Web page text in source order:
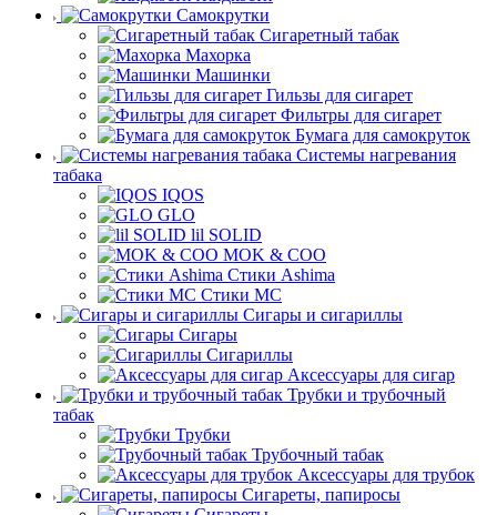
Самокрутки
Сигаретный табак
Махорка
Машинки
Гильзы для сигарет
Фильтры для сигарет
Бумага для самокруток
Системы нагревания
табака
IQOS
GLO
lil SOLID
MOK & COO
Стики Ashima
Стики MC
Сигары и сигариллы
Сигары
Сигариллы
Аксессуары для сигар
Трубки и трубочный
табак
Трубки
Трубочный табак
Аксессуары для трубок
Сигареты, папиросы